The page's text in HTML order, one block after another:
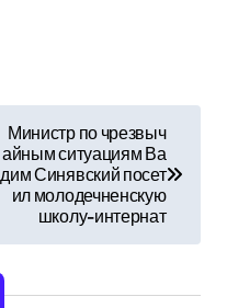
Министр по чрезвыч
айным ситуациям Ва
дим Синявский посет
ил молодечненскую
школу-интернат